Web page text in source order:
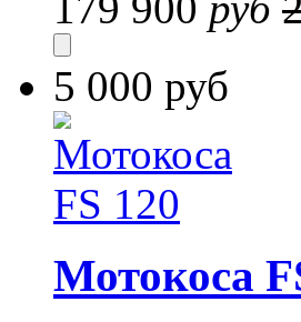
5 000 руб
Мотокоса